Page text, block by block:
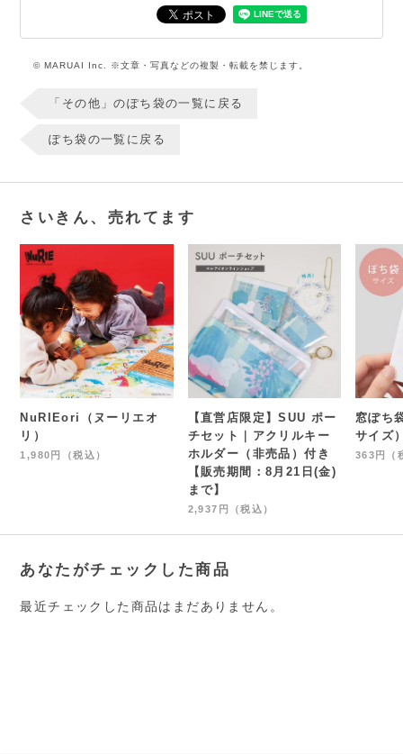
© MARUAI Inc. ※文章・写真などの複製・転載を禁じます。
「その他」のぽち袋の一覧に戻る
ぽち袋の一覧に戻る
さいきん、売れてます
NuRIEori（ヌーリエオ
リ）
1,980円（税込）
【直営店限定】SUU ポー
チセット｜アクリルキー
ホルダー（非売品）付き
【販売期間：8月21日(金)
まで】
2,937円（税込）
窓ぽち
サイズ
363円（
あなたがチェックした商品
最近チェックした商品はまだありません。